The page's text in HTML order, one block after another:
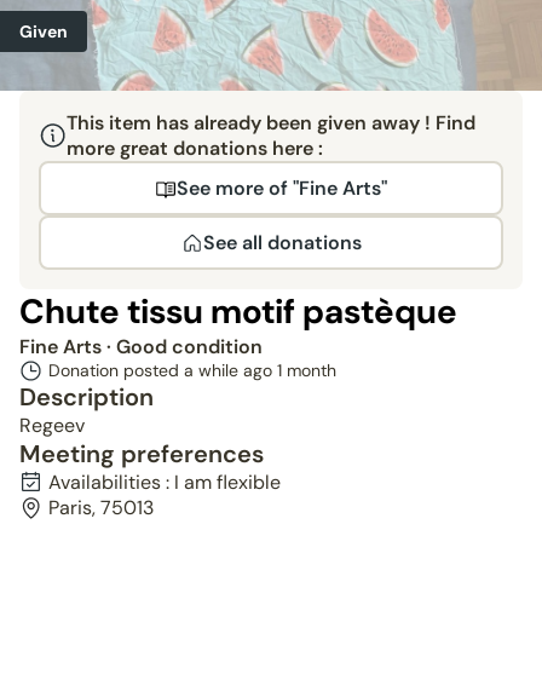
Given
This item has already been given away ! Find
more great donations here :
See more of "Fine Arts"
See all donations
Chute tissu motif pastèque
Fine Arts· Good condition
Donation posted a while ago 1 month
Description
Regeev
Meeting preferences
Availabilities : I am flexible
Paris, 75013